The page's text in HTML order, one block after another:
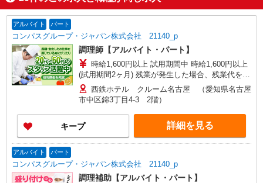
アルバイト パート
コンパスグループ・ジャパン株式会社 21140_p
調理師【アルバイト・パート】
時給1,600円以上 試用期間中 時給1,600円以上
(試用期間2ヶ月) 残業が発生した場合、残業代を1
分単位で別途支給します。
西鉄ホテル クルーム名古屋 （愛知県名古屋
市中区錦3丁目4-3 2階）
キープ 詳細を見る
アルバイト パート
コンパスグループ・ジャパン株式会社 21140_p
調理補助【アルバイト・パート】